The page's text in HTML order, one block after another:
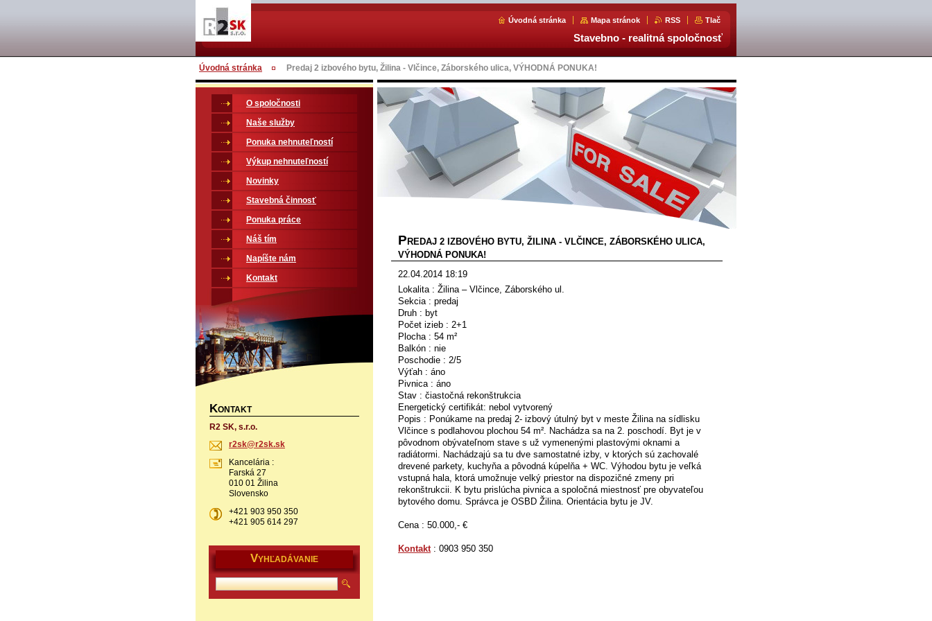
Úvodná stránka Mapa stránok RSS Tlač
Stavebno - realitná spoločnosť
Úvodná stránka Predaj 2 izbového bytu, Žilina - Vlčince, Záborského ulica, VÝHODNÁ PONUKA!
P REDAJ 2 IZBOVÉHO BYTU, ŽILINA - VLČINCE, ZÁBORSKÉHO ULICA,
VÝHODNÁ PONUKA!
22.04.2014 18:19
Lokalita : Žilina – Vlčince, Záborského ul.
Sekcia : predaj
Druh : byt
Počet izieb : 2+1
Plocha : 54 m²
Balkón : nie
Poschodie : 2/5
Výťah : áno
Pivnica : áno
Stav : čiastočná rekonštrukcia
Energetický certifikát: nebol vytvorený
Popis : Ponúkame na predaj 2- izbový útulný byt v meste Žilina na sídlisku
Vlčince s podlahovou plochou 54 m². Nachádza sa na 2. poschodí. Byt je v
pôvodnom obývateľnom stave s už vymenenými plastovými oknami a
radiátormi. Nachádzajú sa tu dve samostatné izby, v ktorých sú zachovalé
drevené parkety, kuchyňa a pôvodná kúpelňa + WC. Výhodou bytu je veľká
vstupná hala, ktorá umožnuje velký priestor na dispozičné zmeny pri
rekonštrukcii. K bytu prislúcha pivnica a spoločná miestnosť pre obyvateľou
bytového domu. Správca je OSBD Žilina. Orientácia bytu je JV.
Cena : 50.000,- €
Kontakt: 0903 950 350
O spoločnosti
Naše služby
Ponuka nehnuteľností
Výkup nehnuteľností
Novinky
Stavebná činnosť
Ponuka práce
Náš tím
Napíšte nám
Kontakt
KONTAKT
R2 SK, s.r.o.
r2sk@r2s k.sk
Kancelária :
Farská 27
010 01 Žilina
Slovensko
+421 903 950 350
+421 905 614 297
VYHĽADÁVANIE